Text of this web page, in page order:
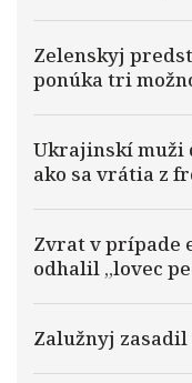
Zelenskyj
ponúka tri
Ukrajinskí muži
ako sa vrátia z
Zvrat v prípade
odhalil „lovec
Zalužnyj